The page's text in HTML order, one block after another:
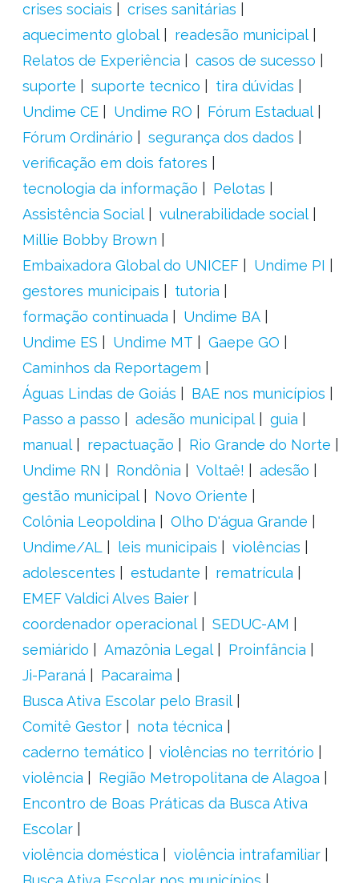
crises sociais
crises sanitárias
aquecimento global
readesão municipal
Relatos de Experiência
casos de sucesso
suporte
suporte tecnico
tira dúvidas
Undime CE
Undime RO
Fórum Estadual
Fórum Ordinário
segurança dos dados
verificação em dois fatores
tecnologia da informação
Pelotas
Assistência Social
vulnerabilidade social
Millie Bobby Brown
Embaixadora Global do UNICEF
Undime PI
gestores municipais
tutoria
formação continuada
Undime BA
Undime ES
Undime MT
Gaepe GO
Caminhos da Reportagem
Águas Lindas de Goiás
BAE nos municípios
Passo a passo
adesão municipal
guia
manual
repactuação
Rio Grande do Norte
Undime RN
Rondônia Voltaê!
adesão
gestão municipal
Novo Oriente
Colônia Leopoldina
Olho D'água Grande
Undime/AL
leis municipais
violências
adolescentes
estudante
rematrícula
EMEF Valdici Alves Baier
coordenador operacional
SEDUC-AM
semiárido
Amazônia Legal
Proinfância
Ji-Paraná
Pacaraima
Busca Ativa Escolar pelo Brasil
Comitê Gestor
nota técnica
caderno temático
violências no território
violência
Região Metropolitana de Alagoa
Encontro de Boas Práticas da Busca Ativa
Escolar
violência doméstica
violência intrafamiliar